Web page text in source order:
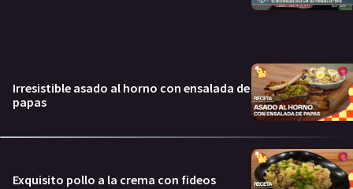
Irresistible asado al horno con ensalada de
papas
Exquisito pollo a la crema con fideos